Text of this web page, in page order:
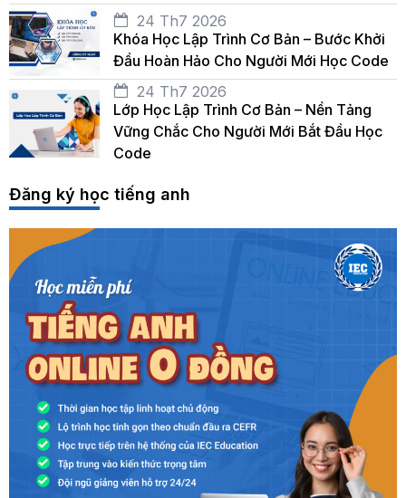
24 Th7 2026
Khóa Học Lập Trình Cơ Bản – Bước Khởi
Đầu Hoàn Hảo Cho Người Mới Học Code
24 Th7 2026
Lớp Học Lập Trình Cơ Bản – Nền Tảng
Vững Chắc Cho Người Mới Bắt Đầu Học
Code
Đăng ký học tiếng anh